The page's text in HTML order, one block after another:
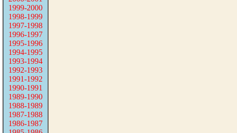
1999-2000
1998-1999
1997-1998
1996-1997
1995-1996
1994-1995
1993-1994
1992-1993
1991-1992
1990-1991
1989-1990
1988-1989
1987-1988
1986-1987